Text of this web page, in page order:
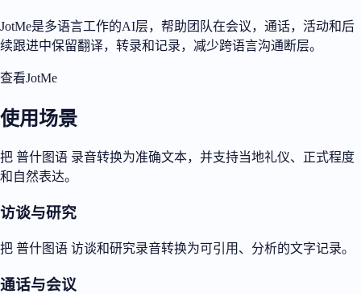
JotMe是多语言工作的AI层，帮助团队在会议，通话，活动和后
续跟进中保留翻译，转录和记录，减少跨语言沟通断层。
查看JotMe
使用场景
把 普什图语 录音转换为准确文本，并支持当地礼仪、正式程度
和自然表达。
访谈与研究
把 普什图语 访谈和研究录音转换为可引用、分析的文字记录。
通话与会议